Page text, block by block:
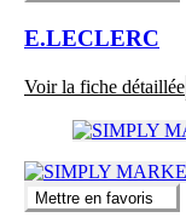
E.LECLERC
Voir la fiche détaillée
Mettre en favoris